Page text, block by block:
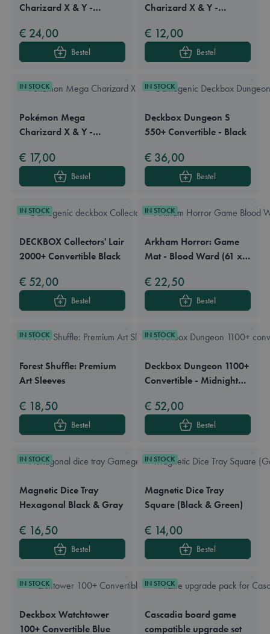
Charizard X & Y -
€ 24,00
Bestel
Charizard X & Y -
Ultra Pro
€ 12,00
Bestel
IN STOCK
Pokémon Mega
Charizard X & Y -
Ultra Pro
€ 17,00
Bestel
IN STOCK
Deckbox Dungeon S
550+ Convertible - Black
€ 36,00
Bestel
IN STOCK
DECKBOX Collectors' Lair
2000+ Convertible Black
€ 52,00
Bestel
IN STOCK
Arkham Horror: Game
Mat - Blood Ward (61 x
€ 22,50
Bestel
IN STOCK
Forest Shuffle: Premium
Art Sleeves
€ 18,50
Bestel
IN STOCK
Deckbox Dungeon 1100+
Convertible - Midnight
€ 52,00
Bestel
IN STOCK
Magnetic Dice Tray
Hexagonal Black & Gray
€ 16,50
Bestel
IN STOCK
Magnetic Dice Tray
Square (Black & Green)
€ 14,00
Bestel
IN STOCK
Deckbox Watchtower
100+ Convertible Blue
IN STOCK
Cascadia board game
compatible upgrade set